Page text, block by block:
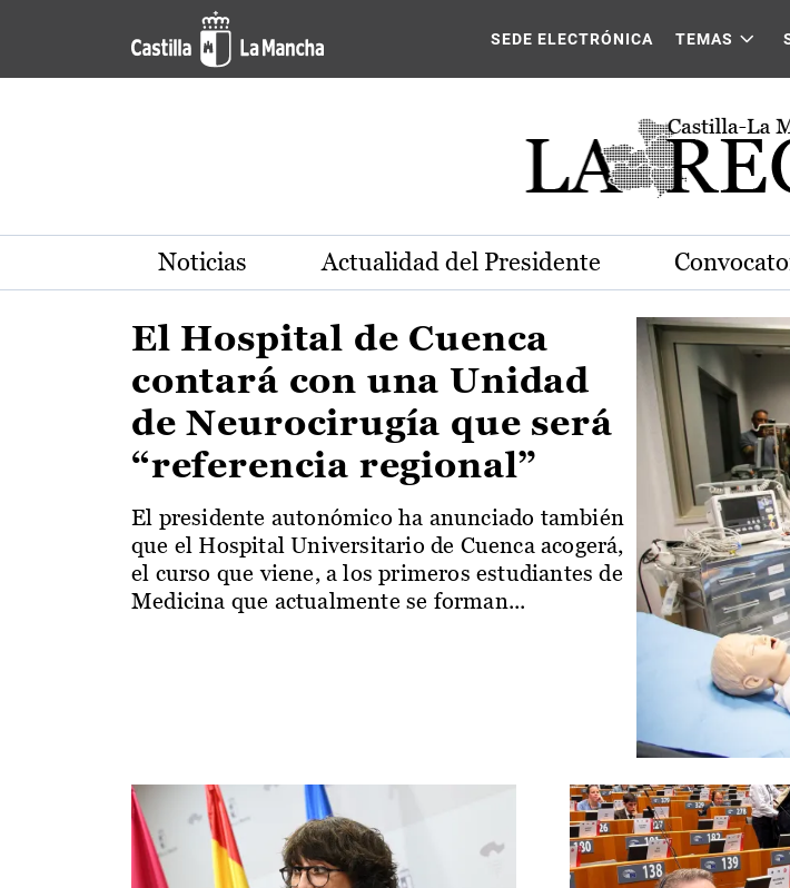
Pasar al contenido principal
Actualidad de la región de Castilla-La
SEDE ELECTRÓNICA TEMAS
Noticias Actualidad del Presidente
El Hospital de Cuenca
contará con una Unidad
de Neurocirugía que será
“referencia regional”
El presidente autonómico ha anunciado también
que el Hospital Universitario de Cuenca acogerá,
el curso que viene, a los primeros estudiantes de
Medicina que actualmente se forman...